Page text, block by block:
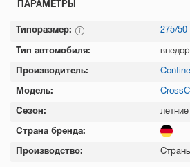
ПАРАМЕТРЫ
Типоразмер: 275/50
Тип автомобиля:
Производитель:
Модель:
Сезон: летние
Страна бренда:
Производство: